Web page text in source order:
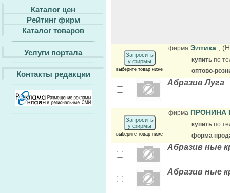
Каталог цен
Рейтинг фирм
Каталог товаров
Услуги портала
Контакты редакции
Запросить
у фирмы
выберите товар ниже
фирма Элтика ,
купить по
оптово-
Абразив Луга
Запросить
у фирмы
выберите товар ниже
фирма ПРОНИНА
купить по
форма
Абразив ные
Абразив ные